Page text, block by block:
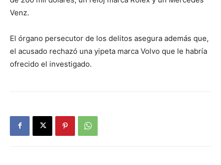
Venz.
El órgano persecutor de los delitos asegura además que,
el acusado rechazó una yipeta marca Volvo que le habría
ofrecido el investigado.